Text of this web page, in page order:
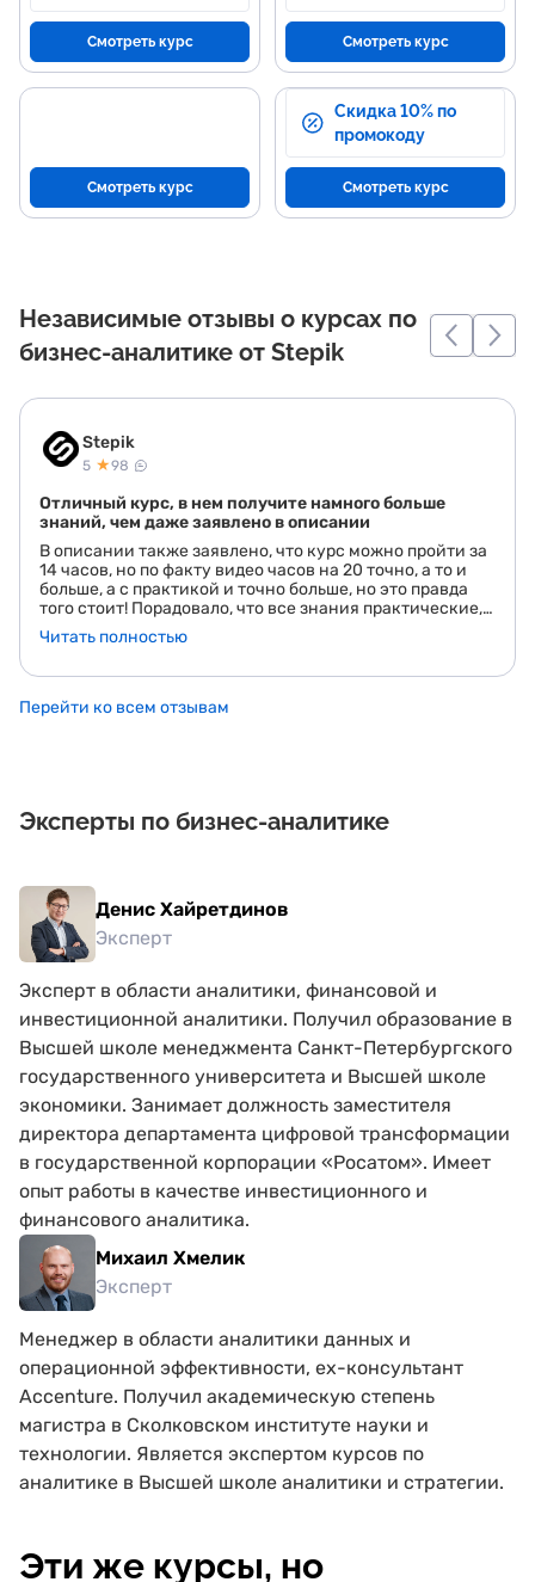
Смотреть курс Смотреть курс
Смотреть курс
Скидка 10% по
промокоду
Смотреть курс
Независимые отзывы о курсах по
бизнес-аналитике от Stepik
Stepik
5 ★98
Отличный курс, в нем получите намного больше
знаний, чем даже заявлено в описании
В описании также заявлено, что курс можно пройти за
14 часов, но по факту видео часов на 20 точно, а то и
больше, а с практикой и точно больше, но это правда
того стоит! Порадовало, что все знания практические,
но при этом есть и теория, но кратко и очень полезно.
Курс очень хорошо структурирован и закрывает очень
понравился курс, спасибо создателям за него! Причём
курс пополняется бесплатно и можно получить ответы
Читать полностью
Перейти ко всем отзывам
Эксперты по бизнес-аналитике
Денис Хайретдинов
Эксперт
Эксперт в области аналитики, финансовой и
инвестиционной аналитики. Получил образование в
Высшей школе менеджмента Санкт-Петербургского
государственного университета и Высшей школе
экономики. Занимает должность заместителя
директора департамента цифровой трансформации
в государственной корпорации «Росатом». Имеет
опыт работы в качестве инвестиционного и
финансового аналитика.
Михаил Хмелик
Эксперт
Менеджер в области аналитики данных и
операционной эффективности, ex-консультант
Accenture. Получил академическую степень
магистра в Сколковском институте науки и
технологии. Является экспертом курсов по
аналитике в Высшей школе аналитики и стратегии.
Эти же курсы, но